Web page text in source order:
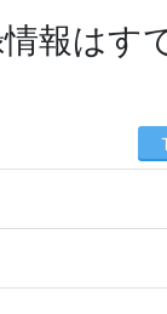
報はす